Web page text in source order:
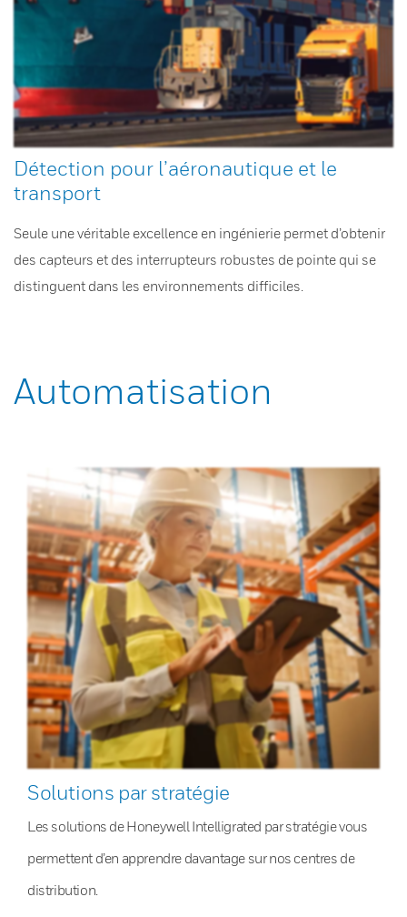
Détection pour l’aéronautique et le
transport
Seule une véritable excellence en ingénierie permet d’obtenir
des capteurs et des interrupteurs robustes de pointe qui se
distinguent dans les environnements difficiles.
Automatisation
Solutions par stratégie
Les solutions de Honeywell Intelligrated par stratégie vous
permettent d’en apprendre davantage sur nos centres de
distribution.